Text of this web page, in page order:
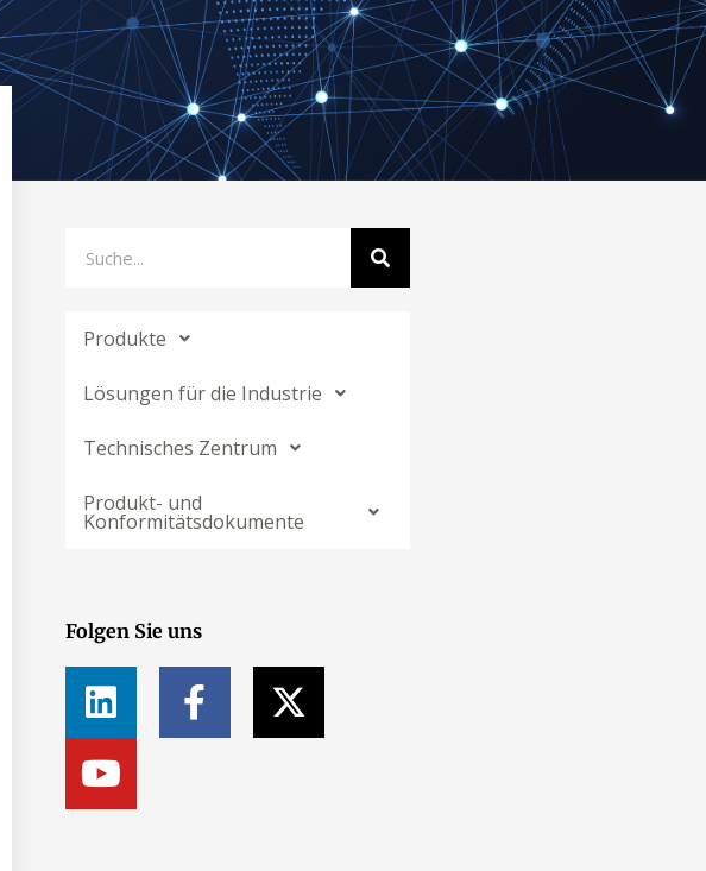
Produkte
Lösungen für die Industrie
Technisches Zentrum
Produkt- und
Konformitätsdokumente
Folgen Sie uns
L
i
n
k
e
F
a
c
X
-
t
Y
o
u
t
u